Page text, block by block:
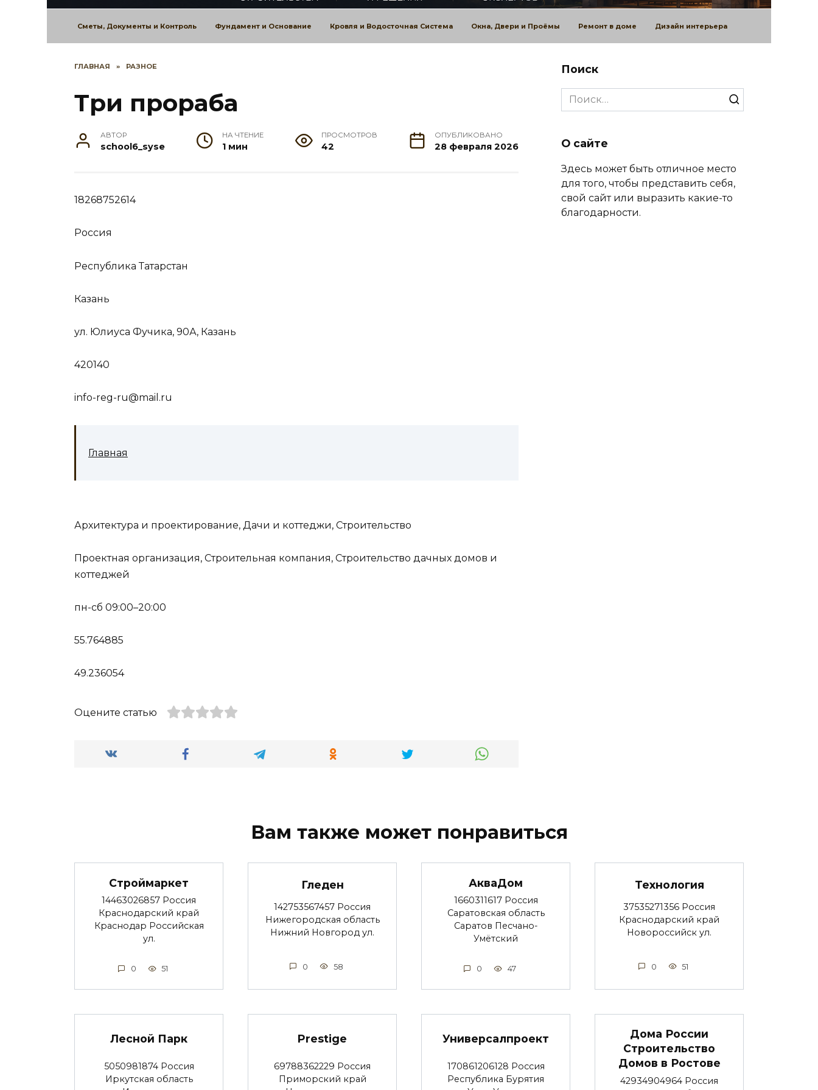
Сметы, Документы и Контроль Фундамент и Основание Кровля и Водосточная Система Окна, Двери и Проёмы Ремонт в доме Дизайн интерьера
ГЛАВНАЯ » РАЗНОЕ
Три прораба
АВТОР
school6_syse
НА ЧТЕНИЕ
1 мин
ПРОСМОТРОВ
42
ОПУБЛИКОВАНО
28 февраля 2026
18268752614
Россия
Республика Татарстан
Казань
ул. Юлиуса Фучика, 90А, Казань
420140
info-reg-ru@mail.ru
Главная
Архитектура и проектирование, Дачи и коттеджи, Строительство
Проектная организация, Строительная компания, Строительство дачных домов и
коттеджей
пн-сб 09:00–20:00
55.764885
49.236054
Оцените статью
Поиск
Search
for:
О сайте
Здесь может быть отличное место
для того, чтобы представить себя,
свой сайт или выразить какие-то
благодарности.
Вам также может понравиться
Строймаркет
14463026857 Россия
Краснодарский край
Краснодар Российская
ул.
0 51
Гледен
142753567457 Россия
Нижегородская область
Нижний Новгород ул.
0 58
АкваДом
1660311617 Россия
Саратовская область
Саратов Песчано-
Умётский
0 47
Технология
37535271356 Россия
Краснодарский край
Новороссийск ул.
0 51
Лесной Парк
5050981874 Россия
Иркутская область
Prestige
69788362229 Россия
Приморский край
Универсалпроект
170861206128 Россия
Республика Бурятия
Дома России
Строительство
Домов в Ростове
42934904964 Россия